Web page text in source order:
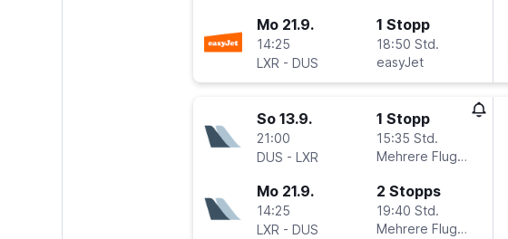
Mo 21.9.
14:25
LXR - DUS
1 Stopp
18:50 Std.
easyJet
So 13.9.
21:00
DUS - LXR
1 Stopp
15:35 Std.
Mehrere Fluglinien
Mo 21.9.
14:25
LXR - DUS
2 Stopps
19:40 Std.
Mehrere Fluglinien